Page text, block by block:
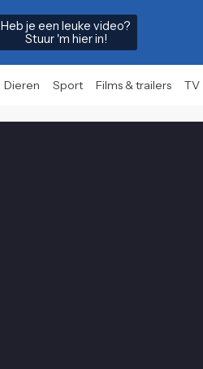
Heb je een leuke video?
Stuur 'm hier in!
Dieren Sport Films & trailers TV